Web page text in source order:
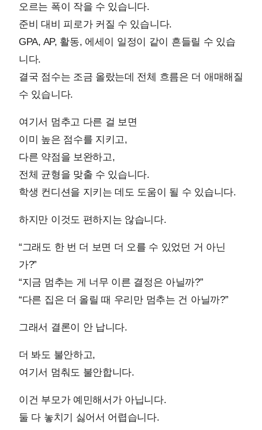
오르는 폭이 작을 수 있습니다.
준비 대비 피로가 커질 수 있습니다.
GPA, AP, 활동, 에세이 일정이 같이 흔들릴 수 있습
니다.
결국 점수는 조금 올랐는데 전체 흐름은 더 애매해질
수 있습니다.
여기서 멈추고 다른 걸 보면
이미 높은 점수를 지키고,
다른 약점을 보완하고,
전체 균형을 맞출 수 있습니다.
학생 컨디션을 지키는 데도 도움이 될 수 있습니다.
하지만 이것도 편하지는 않습니다.
“그래도 한 번 더 보면 더 오를 수 있었던 거 아닌
가?”
“지금 멈추는 게 너무 이른 결정은 아닐까?”
“다른 집은 더 올릴 때 우리만 멈추는 건 아닐까?”
그래서 결론이 안 납니다.
더 봐도 불안하고,
여기서 멈춰도 불안합니다.
이건 부모가 예민해서가 아닙니다.
둘 다 놓치기 싫어서 어렵습니다.